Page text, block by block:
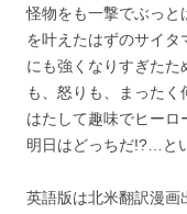
怪物をも一撃でぶっと
を叶えたはずのサイタ
にも強くなりすぎた
も、怒りも、まったく
はたして趣味でヒー
明日はどっちだ!?…と
英語版は北米翻訳漫画